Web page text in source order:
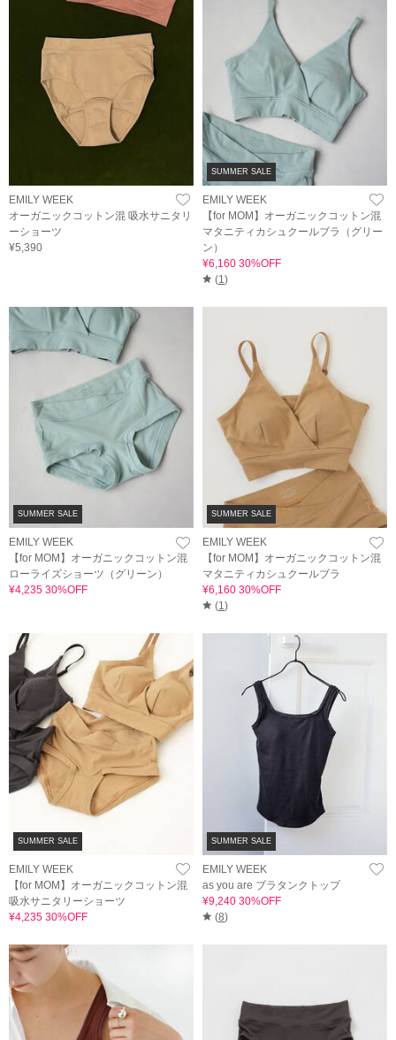
EMILY WEEK
オーガニックコットン混 吸水サニタリ
ーショーツ
¥5,390
SUMMER SALE
EMILY WEEK
【for MOM】オーガニックコットン混
マタニティカシュクールブラ（グリー
ン）
¥6,160 30%OFF
(1 )
SUMMER SALE
EMILY WEEK
【for MOM】オーガニックコットン混
ローライズショーツ（グリーン）
¥4,235 30%OFF
SUMMER SALE
EMILY WEEK
【for MOM】オーガニックコットン混
マタニティカシュクールブラ
¥6,160 30%OFF
(1)
SUMMER SALE
EMILY WEEK
【for MOM】オーガニックコットン混
吸水サニタリーショーツ
¥4,235 30%OFF
SUMMER SALE
EMILY WEEK
as you are ブラタンクトップ
¥9,240 30%OFF
(8)